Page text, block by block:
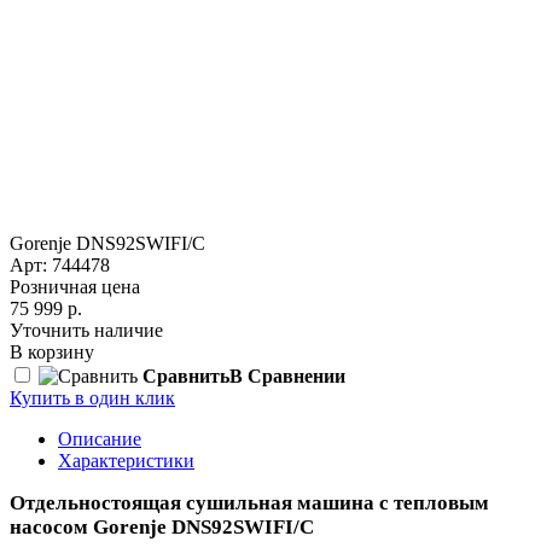
Gorenje DNS92SWIFI/C
Арт: 744478
Розничная цена
75 999 р.
Уточнить наличие
В корзину
СравнитьВ Сравнении
Купить в один клик
Описание
Характеристики
Отдельностоящая сушильная машина с тепловым
насосом Gorenje DNS92SWIFI/C